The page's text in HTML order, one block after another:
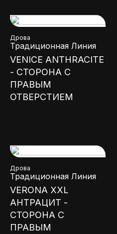
Дрова
Традиционная Линия
VENICE ANTHRACITE
- СТОРОНА С
ПРАВЫМ
ОТВЕРСТИЕМ
Дрова
Традиционная Линия
VERONA XXL
АНТРАЦИТ -
СТОРОНА С
ПРАВЫМ